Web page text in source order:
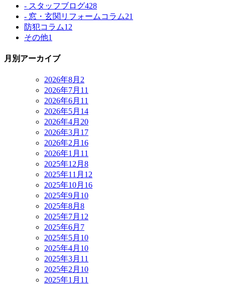
- スタッフブログ428
- 窓・玄関リフォームコラム21
防犯コラム12
その他1
月別アーカイブ
2026年8月 2
2026年7月 11
2026年6月 11
2026年5月 14
2026年4月 20
2026年3月 17
2026年2月 16
2026年1月 11
2025年12月 8
2025年11月 12
2025年10月 16
2025年9月 10
2025年8月 8
2025年7月 12
2025年6月 7
2025年5月 10
2025年4月 10
2025年3月 11
2025年2月 10
2025年1月 11